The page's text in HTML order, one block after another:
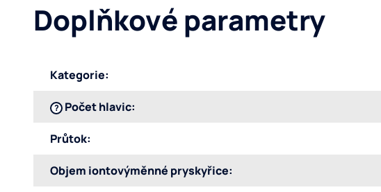
Doplňkové parametry
Kategorie:
? Počet hlavic:
Průtok:
Objem iontovýměnné pryskyřice: